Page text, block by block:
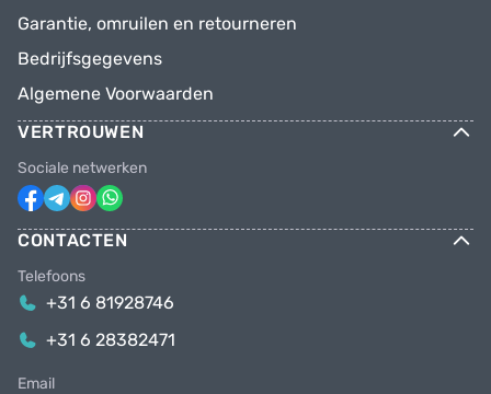
Garantie, omruilen en retourneren
Bedrijfsgegevens
Algemene Voorwaarden
VERTROUWEN
Sociale netwerken
CONTACTEN
Telefoons
+31 6 81928746
+31 6 28382471
Email